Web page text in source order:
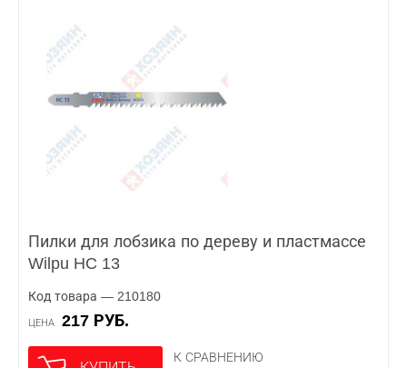
Пилки для лобзика по дереву и пластмассе
Wilpu HC 13
Код товара — 210180
ЦЕНА 217 РУБ.
К СРАВНЕНИЮ